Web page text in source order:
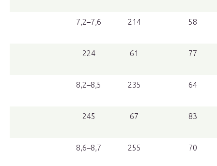
7,2–7,6 214 58
224 61 77
8,2–8,5 235 64
245 67 83
8,6–8,7 255 70